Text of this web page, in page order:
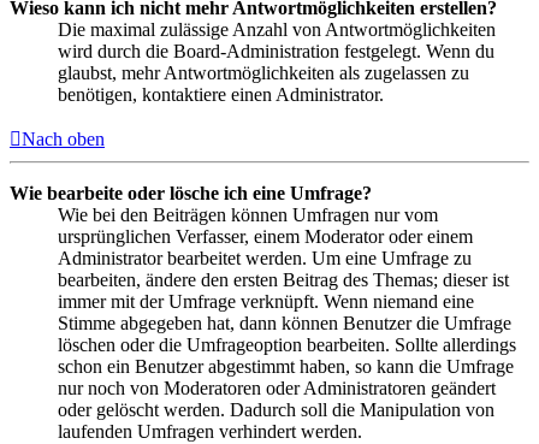
Wieso kann ich nicht mehr Antwortmöglichkeiten erstellen?
Die maximal zulässige Anzahl von Antwortmöglichkeiten
wird durch die Board-Administration festgelegt. Wenn du
glaubst, mehr Antwortmöglichkeiten als zugelassen zu
benötigen, kontaktiere einen Administrator.
Nach oben
Wie bearbeite oder lösche ich eine Umfrage?
Wie bei den Beiträgen können Umfragen nur vom
ursprünglichen Verfasser, einem Moderator oder einem
Administrator bearbeitet werden. Um eine Umfrage zu
bearbeiten, ändere den ersten Beitrag des Themas; dieser ist
immer mit der Umfrage verknüpft. Wenn niemand eine
Stimme abgegeben hat, dann können Benutzer die Umfrage
löschen oder die Umfrageoption bearbeiten. Sollte allerdings
schon ein Benutzer abgestimmt haben, so kann die Umfrage
nur noch von Moderatoren oder Administratoren geändert
oder gelöscht werden. Dadurch soll die Manipulation von
laufenden Umfragen verhindert werden.